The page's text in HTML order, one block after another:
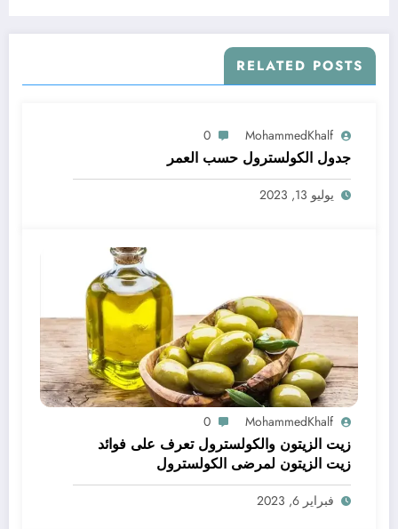
RELATED POSTS
MohammedKhalf
0
جدول الكولسترول حسب العمر
يوليو 13, 2023
MohammedKhalf
0
زيت الزيتون والكولسترول تعرف على فوائد
زيت الزيتون لمرضى الكولسترول
فبراير 6, 2023